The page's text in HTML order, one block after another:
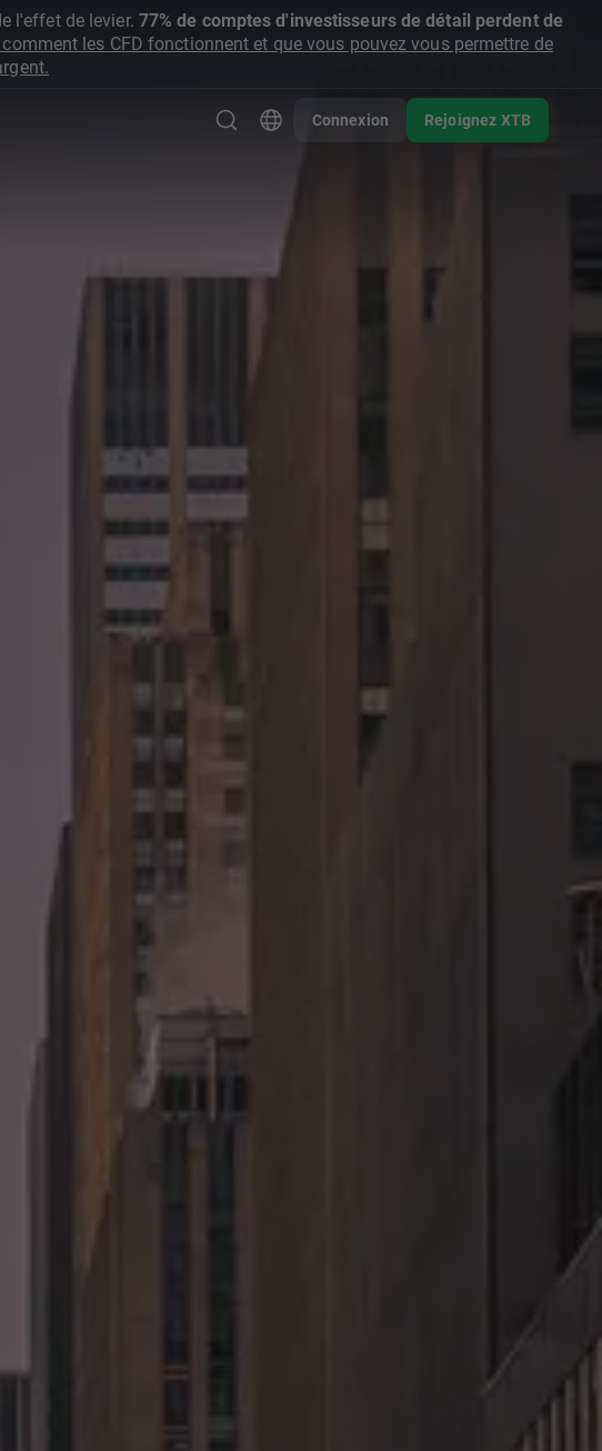
l'effet de levier. 77% de comptes d'investisseurs de détail perdent de
les CFD fonctionnent et que vous pouvez vous permettre de
Connexion Rejoignez XTB